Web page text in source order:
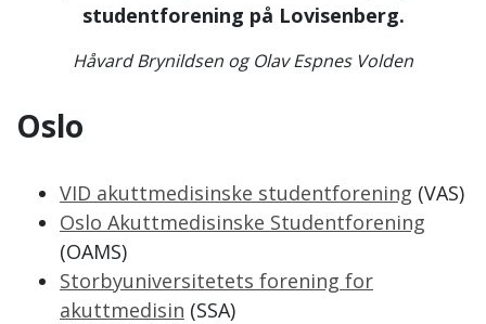
studentforening på Lovisenberg.
Håvard Brynildsen og Olav Espnes Volden
Oslo
VID akuttmedisinske studentforening (VAS)
Oslo Akuttmedisinske Studentforening
(OAMS)
Storbyuniversitetets forening for
akuttmedisin (SSA)